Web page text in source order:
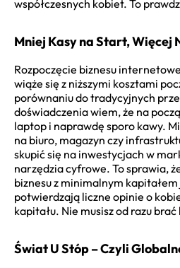
współczesnych kobiet. To
Mniej Kasy na Start, Więcej
Rozpoczęcie biznesu
wiąże się z niższymi kosztami
porównaniu do tradycyjnych
doświadczenia wiem, że na
laptop i naprawdę sporo kawy.
na biuro, magazyn czy
skupić się na inwestycjach w
narzędzia cyfrowe. To sprawia,
biznesu z minimalnym
potwierdzają liczne opinie o
kapitału. Nie musisz od razu
Świat U Stóp – Czyli